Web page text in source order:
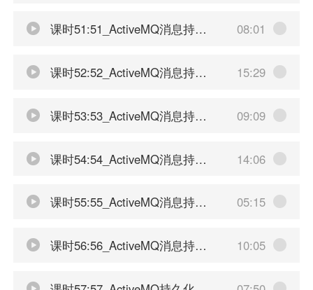
课时51:51_ActiveMQ消息持久化机制之LevelDB简介 08:01
课时52:52_ActiveMQ消息持久化机制之JDBC配置mysql-上 15:29
课时53:53_ActiveMQ消息持久化机制之JDBC配置mysql-中 09:09
课时54:54_ActiveMQ消息持久化机制之JDBC配置mysql-下 14:06
课时55:55_ActiveMQ消息持久化机制之JDBC配置mysql小总结 05:15
课时56:56_ActiveMQ消息持久化机制之JDBC With Journal 10:05